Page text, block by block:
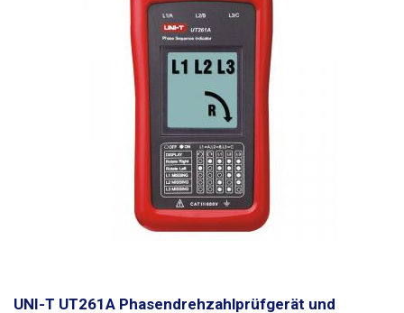
UNI-T UT261A Phasendrehzahlprüfgerät und